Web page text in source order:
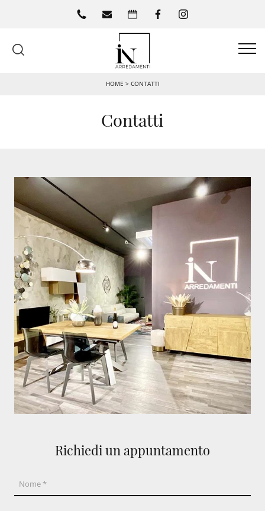
HOME > CONTATTI
Contatti
Richiedi un appuntamento